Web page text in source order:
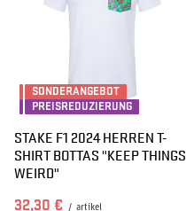
SONDERANGEBOT
PREISREDUZIERUNG
STAKE F1 2024 HERREN T-
SHIRT BOTTAS "KEEP THINGS
WEIRD"
32,30 € / artikel